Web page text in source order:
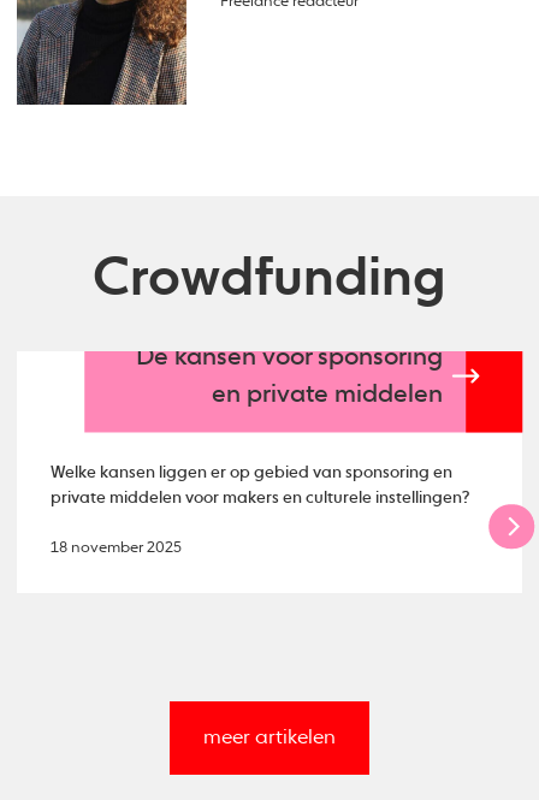
Crowdfunding
De kansen voor sponsoring
en private middelen
Welke kansen liggen er op gebied van sponsoring en
private middelen voor makers en culturele instellingen?
18 november 2025
meer artikelen